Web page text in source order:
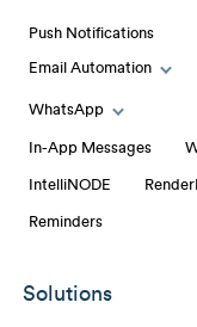
Push Notifications
Email Automation
WhatsApp
Toggle
In-App Messages
IntelliNODE
Reminders
Solutions